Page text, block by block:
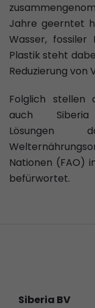
Jahre geerntet
Wasser, fossiler
Plastik steht
Reduzierung von
Folglich stellen
auch Siberia
Nationen (FAO)
befürwortet.
Siberia BV